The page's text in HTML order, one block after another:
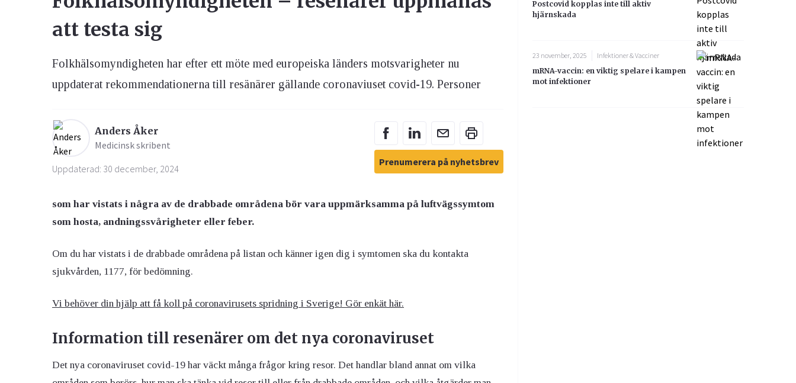
Ögon & Öron
att testa sig
Folkhälsomyndigheten har efter ett möte med europeiska länders motsvarigheter nu
uppdaterat rekommendationerna till resänärer gällande coronaviuset covid-19. Personer
Anders Åker
Medicinsk skribent
Uppdaterad: 30 december, 2024
Prenumerera på nyhetsbrev
som har vistats i några av de drabbade områdena bör vara uppmärksamma på luftvägssymtom
som hosta, andningssvårigheter eller feber.
Om du har vistats i de drabbade områdena på listan och känner igen dig i symtomen ska du kontakta
sjukvården, 1177, för bedömning.
Vi behöver din hjälp att få koll på coronavirusets spridning i Sverige! Gör enkät här.
Information till resenärer om det nya coronaviruset
Det nya coronaviruset covid-19 har väckt många frågor kring resor. Det handlar bland annat om vilka
Postcovid kopplas inte till aktiv
hjärnskada
23 november, 2025
Infektioner & Vacciner
mRNA-vaccin: en viktig spelare i kampen
mot infektioner